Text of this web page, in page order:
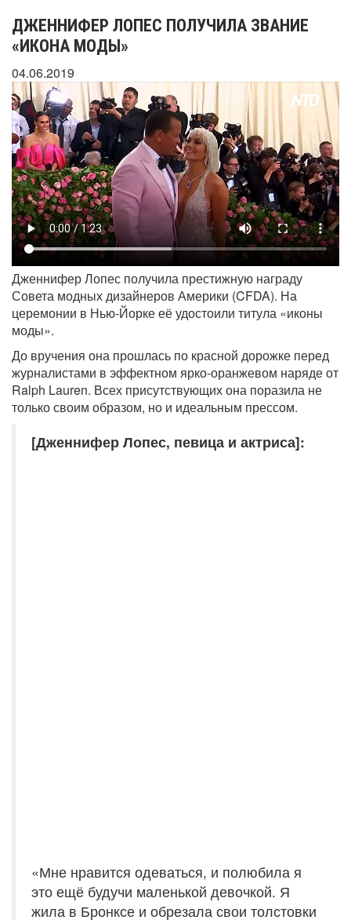
ДЖЕННИФЕР ЛОПЕС ПОЛУЧИЛА ЗВАНИЕ
«ИКОНА МОДЫ»
04.06.2019
Дженнифер Лопес получила престижную награду
Совета модных дизайнеров Америки (CFDA). На
церемонии в Нью-Йорке её удостоили титула «иконы
моды».
До вручения она прошлась по красной дорожке перед
журналистами в эффектном ярко-оранжевом наряде от
Ralph Lauren. Всех присутствующих она поразила не
только своим образом, но и идеальным прессом.
[Дженнифер Лопес, певица и актриса]:
«Мне нравится одеваться, и полюбила я
это ещё будучи маленькой девочкой. Я
жила в Бронксе и обрезала свои толстовки